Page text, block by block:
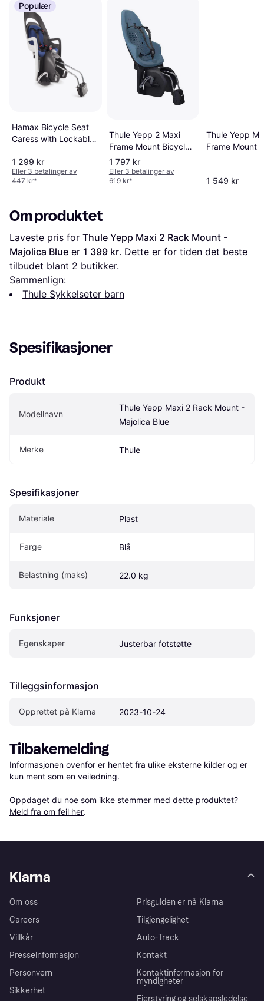
Populær
Hamax Bicycle Seat
Caress with Lockable
1 299 kr
Eller 3 betalinger av
447 kr*
Thule Yepp 2 Maxi
Frame Mount Bicycle
Seat - Aegean Blue
1 797 kr
Eller 3 betalinger av
619 kr*
Thule Yepp
Frame Mount
1 549 kr
Om produktet
Laveste pris for Thule Yepp Maxi 2 Rack Mount -
Majolica Blue er 1 399 kr. Dette er for tiden det beste
tilbudet blant 2 butikker.
Sammenlign:
Thule Sykkelseter barn
Spesifikasjoner
Produkt
Modellnavn
Thule Yepp Maxi 2 Rack Mount -
Majolica Blue
Merke Thule
Spesifikasjoner
Materiale Plast
Farge Blå
Belastning (maks) 22.0 kg
Funksjoner
Egenskaper Justerbar fotstøtte
Tilleggsinformasjon
Opprettet på Klarna 2023-10-24
Tilbakemelding
Informasjonen ovenfor er hentet fra ulike eksterne kilder og er
kun ment som en veiledning.
Oppdaget du noe som ikke stemmer med dette produktet?
Meld fra om feil her.
Klarna
Om oss
Careers
Villkår
Presseinformasjon
Personvern
Sikkerhet
Prisguiden er nå Klarna
Tilgjengelighet
Auto-Track
Kontakt
Kontaktinformasjon for
myndigheter
Eierstyring og selskapsledelse